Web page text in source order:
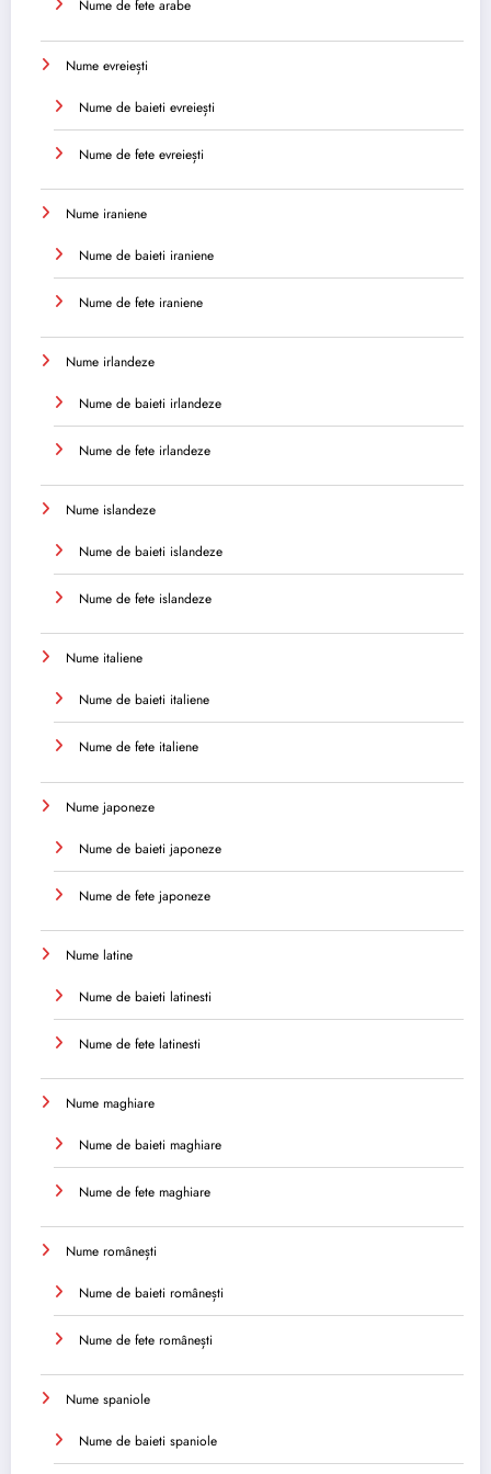
Nume de fete arabe
Nume evreiești
Nume de baieti evreiești
Nume de fete evreiești
Nume iraniene
Nume de baieti iraniene
Nume de fete iraniene
Nume irlandeze
Nume de baieti irlandeze
Nume de fete irlandeze
Nume islandeze
Nume de baieti islandeze
Nume de fete islandeze
Nume italiene
Nume de baieti italiene
Nume de fete italiene
Nume japoneze
Nume de baieti japoneze
Nume de fete japoneze
Nume latine
Nume de baieti latinesti
Nume de fete latinesti
Nume maghiare
Nume de baieti maghiare
Nume de fete maghiare
Nume românești
Nume de baieti românești
Nume de fete românești
Nume spaniole
Nume de baieti spaniole